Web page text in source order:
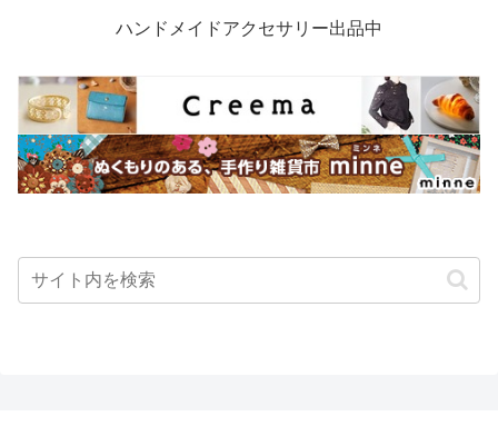
ハンドメイドアクセサリー出品中